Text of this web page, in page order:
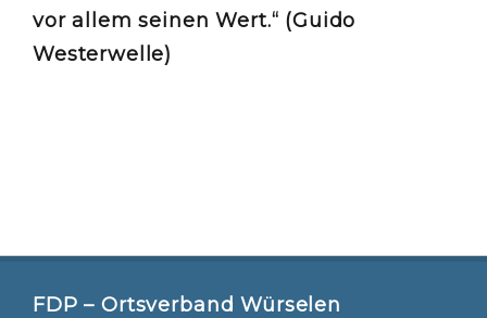
vor allem seinen Wert.“ (Guido
Westerwelle)
FDP – Ortsverband Würselen